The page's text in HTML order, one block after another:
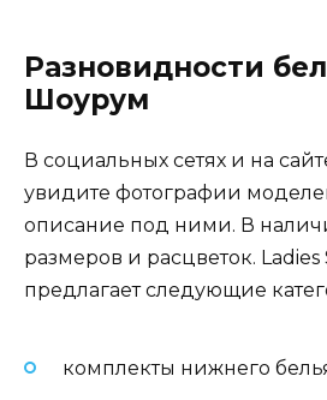
Разновидности
Шоурум
В социальных сетях и на
увидите фотографии
описание под ними. В
размеров и расцветок.
предлагает следующие
комплекты нижнего